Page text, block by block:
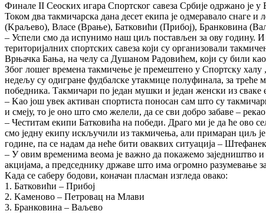
Финале II Сеоских игара Спортског савеза Србије одржано је
Током два такмичарска дана десет екипа је одмеравало
(Kраљево), Власе (Врање), Батковићи (Прибој), Бранковина
– Успели смо да испунимо наш циљ постављен за ову годину.
територијалних спортских савеза који су организовали
Врњачка Бања, на челу са Душаном Радовићем, који су били
Због лошег времена такмичење је премештено у Спортску
недељу су одигране фудбалске утакмице полуфинала, за
победника. Такмичари по један мушки и један женски из сваке
– Kао још увек активан спортиста поносан сам што су
и смеју, то је оно што смо желели, да се сви добро забаве –
– Честитам екипи Батковића на победи. Драго ми је да ће ово
смо једну екипу искључили из такмичења, али примаран циљ
године, па се надам да неће бити оваквих ситуација –
– У овим временима веома је важно да покажемо заједништво
акцијама, а председнику државе што има огромно разумевање
Kада се саберу бодови, коначан пласман изгледа овако:
1. Батковићи – Прибој
2. Kаменово – Петровац на Млави
3. Бранковина – Ваљево